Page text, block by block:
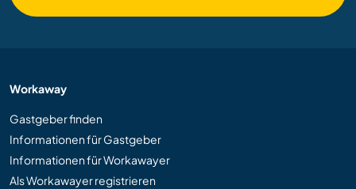
Workaway
Gastgeber finden
Informationen für Gastgeber
Informationen für Workawayer
Als Workawayer registrieren